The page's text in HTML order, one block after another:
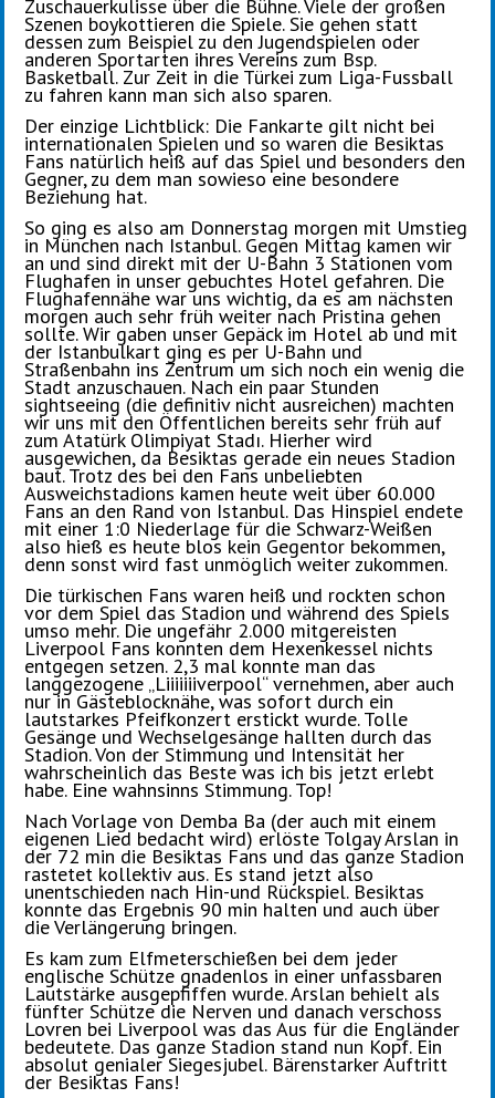
Zuschauerkulisse über die Bühne. Viele der großen
Szenen boykottieren die Spiele. Sie gehen statt
dessen zum Beispiel zu den Jugendspielen oder
anderen Sportarten ihres Vereins zum Bsp.
Basketball. Zur Zeit in die Türkei zum Liga-Fussball
zu fahren kann man sich also sparen.
Der einzige Lichtblick: Die Fankarte gilt nicht bei
internationalen Spielen und so waren die Besiktas
Fans natürlich heiß auf das Spiel und besonders den
Gegner, zu dem man sowieso eine besondere
Beziehung hat.
So ging es also am Donnerstag morgen mit Umstieg
in München nach Istanbul. Gegen Mittag kamen wir
an und sind direkt mit der U-Bahn 3 Stationen vom
Flughafen in unser gebuchtes Hotel gefahren. Die
Flughafennähe war uns wichtig, da es am nächsten
morgen auch sehr früh weiter nach Pristina gehen
sollte. Wir gaben unser Gepäck im Hotel ab und mit
der Istanbulkart ging es per U-Bahn und
Straßenbahn ins Zentrum um sich noch ein wenig die
Stadt anzuschauen. Nach ein paar Stunden
sightseeing (die definitiv nicht ausreichen) machten
wir uns mit den Öffentlichen bereits sehr früh auf
zum Atatürk Olimpiyat Stadı. Hierher wird
ausgewichen, da Besiktas gerade ein neues Stadion
baut. Trotz des bei den Fans unbeliebten
Ausweichstadions kamen heute weit über 60.000
Fans an den Rand von Istanbul. Das Hinspiel endete
mit einer 1:0 Niederlage für die Schwarz-Weißen
also hieß es heute blos kein Gegentor bekommen,
denn sonst wird fast unmöglich weiter zukommen.
Die türkischen Fans waren heiß und rockten schon
vor dem Spiel das Stadion und während des Spiels
umso mehr. Die ungefähr 2.000 mitgereisten
Liverpool Fans konnten dem Hexenkessel nichts
entgegen setzen. 2,3 mal konnte man das
langgezogene „Liiiiiiiverpool“ vernehmen, aber auch
nur in Gästeblocknähe, was sofort durch ein
lautstarkes Pfeifkonzert erstickt wurde. Tolle
Gesänge und Wechselgesänge hallten durch das
Stadion. Von der Stimmung und Intensität her
wahrscheinlich das Beste was ich bis jetzt erlebt
habe. Eine wahnsinns Stimmung. Top!
Nach Vorlage von Demba Ba (der auch mit einem
eigenen Lied bedacht wird) erlöste Tolgay Arslan in
der 72 min die Besiktas Fans und das ganze Stadion
rastetet kollektiv aus. Es stand jetzt also
unentschieden nach Hin-und Rückspiel. Besiktas
konnte das Ergebnis 90 min halten und auch über
die Verlängerung bringen.
Es kam zum Elfmeterschießen bei dem jeder
englische Schütze gnadenlos in einer unfassbaren
Lautstärke ausgepfiffen wurde. Arslan behielt als
fünfter Schütze die Nerven und danach verschoss
Lovren bei Liverpool was das Aus für die Engländer
bedeutete. Das ganze Stadion stand nun Kopf. Ein
absolut genialer Siegesjubel. Bärenstarker Auftritt
der Besiktas Fans!